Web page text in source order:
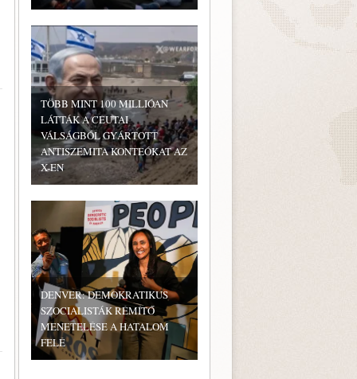
TÖBB MINT 100 MILLIÓAN
LÁTTÁK A CEUTAI
VÁLSÁGBÓL GYÁRTOTT
ANTISZEMITA KONTEÓKAT AZ
X-EN
DENVER: DEMOKRATIKUS
SZOCIALISTÁK RÉMÍTŐ
MENETELÉSE A HATALOM
FELÉ